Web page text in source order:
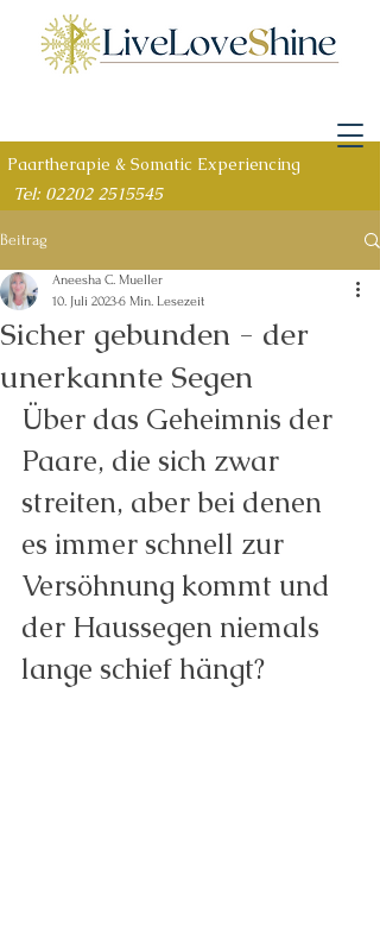
Paartherapie & Somatic Experiencing
Tel: 02202 2515545
Beitrag
Sicher gebunden - der
unerkannte Segen
Aneesha C. Mueller
10. Juli 20236 Min. Lesezeit
Über das Geheimnis der
Paare, die sich zwar
streiten, aber bei denen
es immer schnell zur
Versöhnung kommt und
der Haussegen niemals
lange schief hängt?